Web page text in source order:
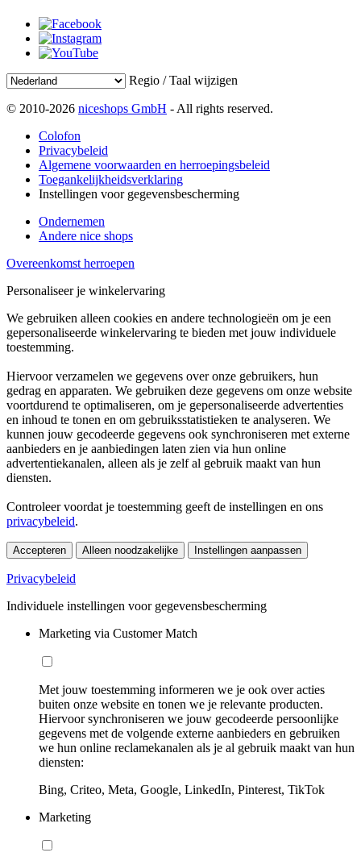
Regio / Taal wijzigen
© 2010-2026 niceshops GmbH - All rights reserved.
Colofon
Privacybeleid
Algemene voorwaarden en herroepingsbeleid
Toegankelijkheidsverklaring
Instellingen voor gegevensbescherming
Ondernemen
Andere nice shops
Overeenkomst herroepen
Personaliseer je winkelervaring
We gebruiken alleen cookies en andere technologieën om je een
gepersonaliseerde winkelervaring te bieden met jouw individuele
toestemming.
Hiervoor verzamelen we gegevens over onze gebruikers, hun
gedrag en apparaten. We gebruiken deze gegevens om onze website
voortdurend te optimaliseren, om je gepersonaliseerde advertenties
en inhoud te tonen en om gebruiksstatistieken te analyseren. We
kunnen jouw gecodeerde gegevens ook synchroniseren met externe
aanbieders en je aanbiedingen laten zien via hun online
advertentiekanalen, alleen als je zelf al gebruik maakt van hun
diensten.
Controleer voordat je toestemming geeft de instellingen en ons
privacybeleid.
Accepteren Alleen noodzakelijke Instellingen aanpassen
Privacybeleid
Individuele instellingen voor gegevensbescherming
Marketing via Customer Match
Met jouw toestemming informeren we je ook over acties
buiten onze website en tonen we je relevante producten.
Hiervoor synchroniseren we jouw gecodeerde persoonlijke
gegevens met de volgende externe aanbieders en gebruiken
we hun online reclamekanalen als je al gebruik maakt van hun
diensten:
Bing, Criteo, Meta, Google, LinkedIn, Pinterest, TikTok
Marketing